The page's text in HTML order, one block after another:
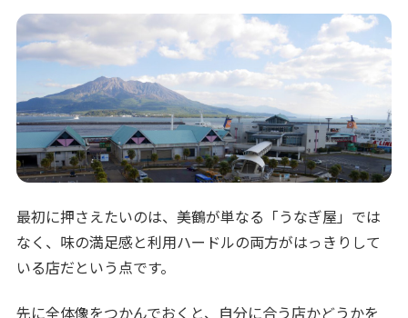
最初に押さえたいのは、美鶴が単なる「うなぎ屋」では
なく、味の満足感と利用ハードルの両方がはっきりして
いる店だという点です。
先に全体像をつかんでおくと、自分に合う店かどうかを